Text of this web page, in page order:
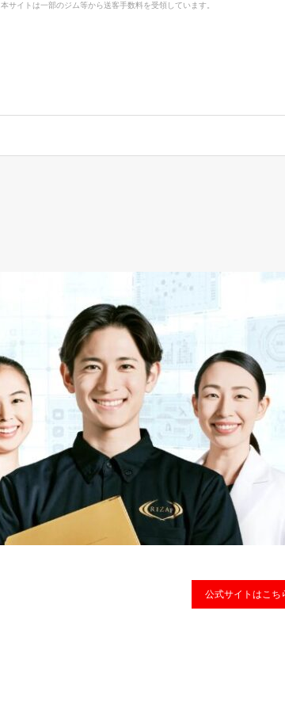
本サイトは一部のジム等から送客手数料を受領しています。
公式サイトはこち